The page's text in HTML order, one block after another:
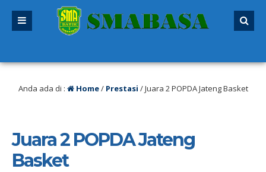
Anda ada di : Home/ Prestasi /Juara 2 POPDA Jateng Basket
Juara 2 POPDA Jateng
Basket